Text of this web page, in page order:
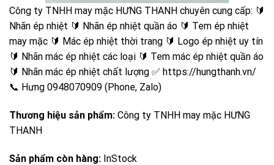
Công ty TNHH may mặc HƯNG THANH chuyên cung cấp: 🔰
Nhãn ép nhiệt 🔰 Nhãn ép nhiệt quần áo 🔰 Tem ép nhiệt
may mặc 🔰 Mác ép nhiệt thời trang 🔰 Logo ép nhiệt uy tín
🔰 Nhãn mác ép nhiệt các loại 🔰 Tem mác ép nhiệt quần áo
🔰 Nhãn mác ép nhiệt chất lượng ✅ https://hungthanh.vn/
📞 Hưng 0948070909 (Phone, Zalo)
Thương hiệu sản phẩm: Công ty TNHH may mặc HƯNG
THANH
Sản phẩm còn hàng: InStock